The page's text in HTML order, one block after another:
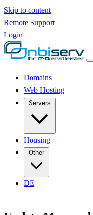
Skip to content
Remote Support
Login
Domains
Web Hosting
Housing
Other
DE